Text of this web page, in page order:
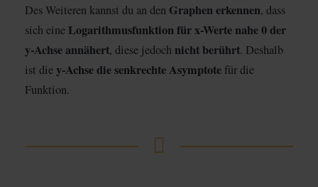
Des Weiteren kannst du an den Graphen erkennen, dass
sich eine Logarithmusfunktion für x-Werte nahe 0 der
y-Achse annähert, diese jedoch nicht berührt. Deshalb
ist die y-Achse die senkrechte Asymptote für die
Funktion.